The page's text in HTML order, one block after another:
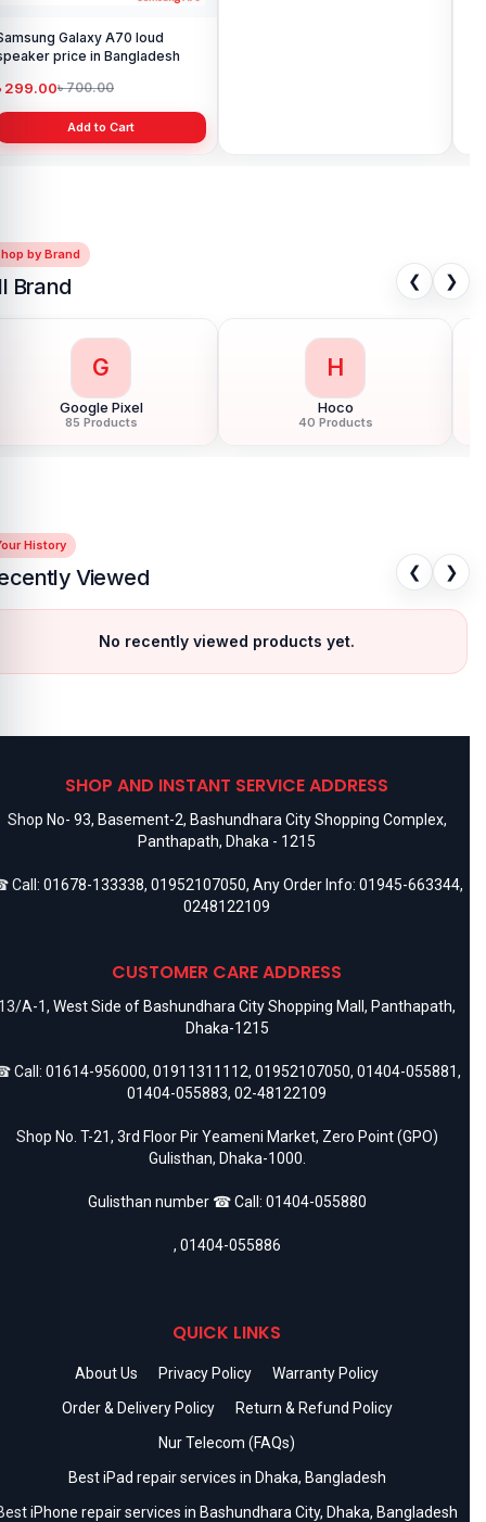
Galaxy A70 loud
price in Bangladesh
299.00৳ 700.00
Add to Cart
by Brand
Brand ❮ ❯
G
Google Pixel
85 Products
H
Hoco
40 Products
History
Viewed ❮ ❯
No recently viewed products yet.
SHOP AND INSTANT SERVICE ADDRESS
Shop No- 93, Basement-2, Bashundhara City Shopping Complex,
Panthapath, Dhaka - 1215
Call: 01678-133338, 01952107050, Any Order Info: 01945-663344,
0248122109
CUSTOMER CARE ADDRESS
A-1, West Side of Bashundhara City Shopping Mall, Panthapath,
Dhaka-1215
Call: 01614-956000, 01911311112, 01952107050, 01404-055881,
01404-055883, 02-48122109
Shop No. T-21, 3rd Floor Pir Yeameni Market, Zero Point (GPO)
Gulisthan, Dhaka-1000.
Gulisthan number ☎ Call: 01404-055880
, 01404-055886
QUICK LINKS
About Us Privacy Policy
Warranty Policy
Order & Delivery Policy
Return & Refund Policy
Nur Telecom (FAQs)
Best iPad repair services in Dhaka, Bangladesh
iPhone repair services in Bashundhara City, Dhaka, Bangladesh